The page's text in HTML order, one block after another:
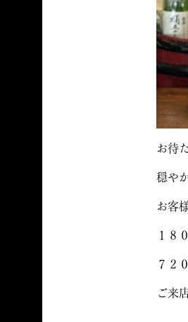
お待
穏や
お客
１８
７２
ご来